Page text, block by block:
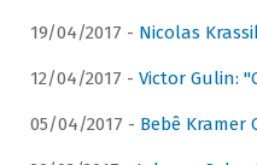
19/04/2017 - Nicolas
12/04/2017 - Victor Gulin:
05/04/2017 - Bebê Kramer